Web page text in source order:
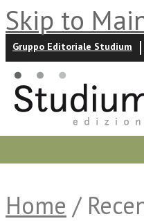
Skip to
Gruppo Editoriale Studium
Home /